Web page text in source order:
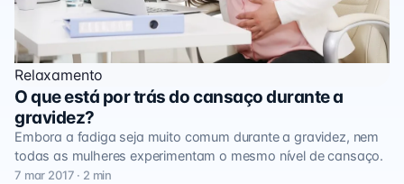
Relaxamento
O que está por trás do cansaço durante a
gravidez?
Embora a fadiga seja muito comum durante a gravidez, nem
todas as mulheres experimentam o mesmo nível de cansaço.
7 mar 2017 · 2 min